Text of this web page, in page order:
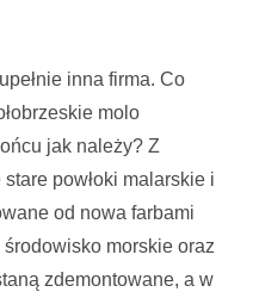
inna firma. Co
molo
jak należy? Z
stare powłoki malarskie i
od nowa farbami
środowisko morskie oraz
zdemontowane, a w